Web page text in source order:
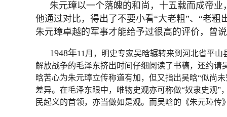
朱元璋以一个落魄的和尚，十五载而成帝
他通过对比，得出了不要小看“大老粗”、“老
朱元璋卓越的军事才能给予过很高的评价，曾
1948年11月，明史专家吴晗辗转来到河北省平
解放战争的毛泽东挤出时间仔细阅读了书稿，还约
晗苦心为朱元璋立传称道有加，但又指出吴晗“似尚
差异。在毛泽东眼中，唯物史观亦可称做“奴隶史观
民起义的首领，亦当做如是观。而吴晗的《朱元璋